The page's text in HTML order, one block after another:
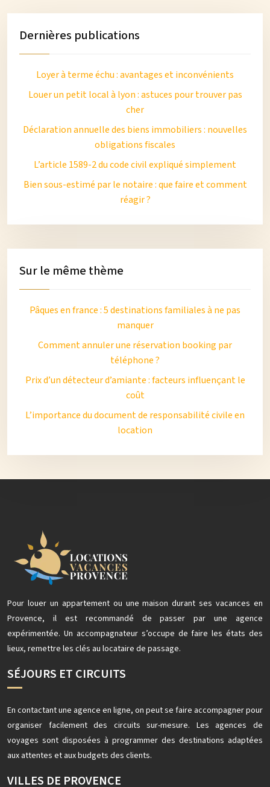
Dernières publications
Loyer à terme échu : avantages et inconvénients
Louer un petit local à lyon : astuces pour trouver pas
cher
Déclaration annuelle des biens immobiliers : nouvelles
obligations fiscales
L’article 1589-2 du code civil expliqué simplement
Bien sous-estimé par le notaire : que faire et comment
réagir ?
Sur le même thème
Pâques en france : 5 destinations familiales à ne pas
manquer
Comment annuler une réservation booking par
téléphone ?
Prix d’un détecteur d’amiante : facteurs influençant le
coût
L’importance du document de responsabilité civile en
location
Pour louer un appartement ou une maison durant ses vacances en
Provence, il est recommandé de passer par une agence
expérimentée. Un accompagnateur s’occupe de faire les états des
lieux, remettre les clés au locataire de passage.
SÉJOURS ET CIRCUITS
En contactant une agence en ligne, on peut se faire accompagner pour
organiser facilement des circuits sur-mesure. Les agences de
voyages sont disposées à programmer des destinations adaptées
aux attentes et aux budgets des clients.
VILLES DE PROVENCE